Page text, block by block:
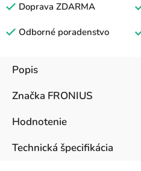
Doprava ZDARMA
Odborné poradenstvo
Popis
Značka FRONIUS
Hodnotenie
Technická špecifikácia